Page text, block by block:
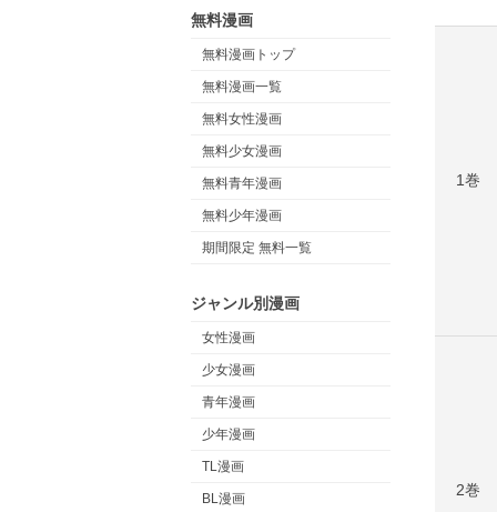
無料漫画
無料漫画トップ
無料漫画一覧
無料女性漫画
無料少女漫画
無料青年漫画
無料少年漫画
期間限定 無料一覧
ジャンル別漫画
女性漫画
少女漫画
青年漫画
少年漫画
TL漫画
BL漫画
1巻
2巻